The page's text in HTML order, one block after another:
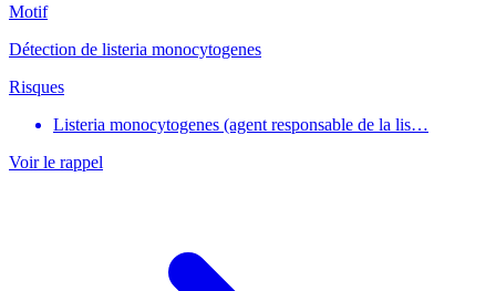
Motif
Détection de listeria monocytogenes
Risques
Listeria monocytogenes (agent responsable de la lis…
Voir le rappel